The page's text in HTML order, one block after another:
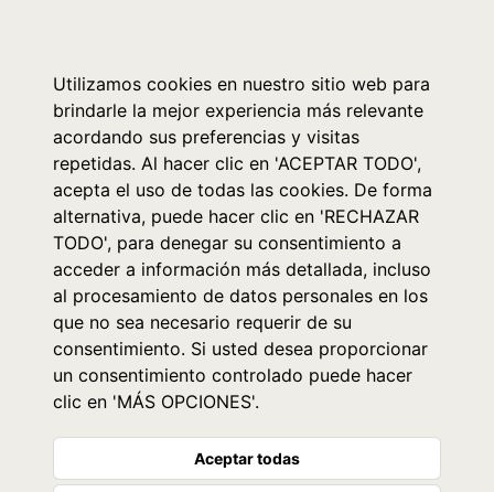
Utilizamos cookies en nuestro sitio web para
brindarle la mejor experiencia más relevante
acordando sus preferencias y visitas
repetidas. Al hacer clic en 'ACEPTAR TODO',
acepta el uso de todas las cookies. De forma
alternativa, puede hacer clic en 'RECHAZAR
TODO', para denegar su consentimiento a
acceder a información más detallada, incluso
al procesamiento de datos personales en los
que no sea necesario requerir de su
consentimiento. Si usted desea proporcionar
un consentimiento controlado puede hacer
clic en 'MÁS OPCIONES'.
Aceptar todas